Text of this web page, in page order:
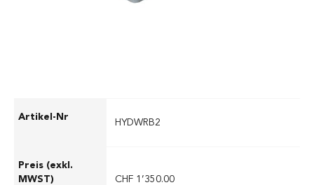
HYDWRB2
CHF 1’350.00